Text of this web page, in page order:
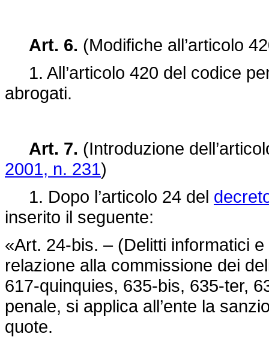
Art. 6. (Modifiche all’articolo
1. All’articolo 420 del codice
abrogati.
Art. 7. (Introduzione
2001, n. 231)
1. Dopo l’articolo 24 del
inserito il seguente:
«Art. 24-bis. – (Delitti informatici
relazione alla commissione dei
617-quinquies, 635-bis, 635-ter,
penale, si applica all’ente la
quote.